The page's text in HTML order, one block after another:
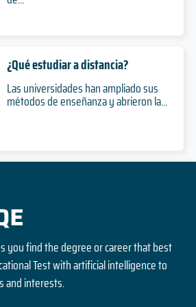
en Pediatría
¿Qué estudiar a distancia?
Las universidades han ampliado sus
métodos de enseñanza y abrieron la...
you find the degree or career that best
Test with artificial intelligence to
and interests.